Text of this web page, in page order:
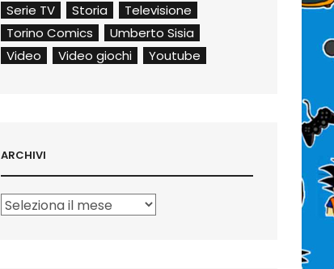
Serie TV
Storia
Televisione
Torino Comics
Umberto Sisia
Video
Video giochi Youtube
ARCHIVI
Archivi